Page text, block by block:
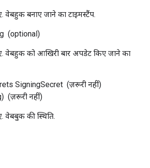
वेबहुक बनाए जाने का टाइमस्टैंप.
(optional)
वेबहुक को आखिरी बार अपडेट किए जाने का
SigningSecret (ज़रूरी नहीं)
(ज़रूरी नहीं)
वेबबुक की स्थिति.